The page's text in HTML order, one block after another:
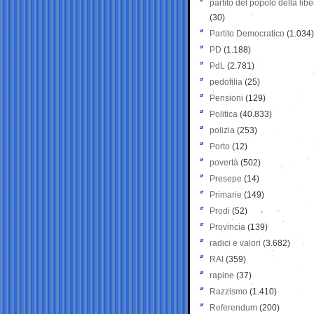
partito del popolo della
(30)
Partito Democratico (1.034)
PD (1.188)
PdL (2.781)
pedofilia (25)
Pensioni (129)
Politica (40.833)
polizia (253)
Porto (12)
povertà (502)
Presepe (14)
Primarie (149)
Prodi (52)
Provincia (139)
radici e valori (3.682)
RAI (359)
rapine (37)
Razzismo (1.410)
Referendum (200)